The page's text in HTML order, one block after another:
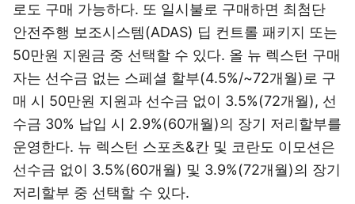
로도 구매 가능하다. 또 일시불로 구매하면 최첨단
안전주행 보조시스템(ADAS) 딥 컨트롤 패키지 또는
50만원 지원금 중 선택할 수 있다. 올 뉴 렉스턴 구매
자는 선수금 없는 스페셜 할부(4.5%/~72개월)로 구
매 시 50만원 지원과 선수금 없이 3.5%(72개월), 선
수금 30% 납입 시 2.9%(60개월)의 장기 저리할부를
운영한다. 뉴 렉스턴 스포츠&칸 및 코란도 이모션은
선수금 없이 3.5%(60개월) 및 3.9%(72개월)의 장기
저리할부 중 선택할 수 있다.